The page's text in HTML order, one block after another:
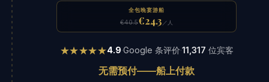
全包晚宴游船
€40.5€24.3 ／人
★★★★★4.9·Google 条评价·11,317 位宾客
无需预付——船上付款